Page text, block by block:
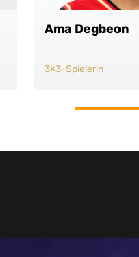
Ama Degbeon
3×3-Spielerin